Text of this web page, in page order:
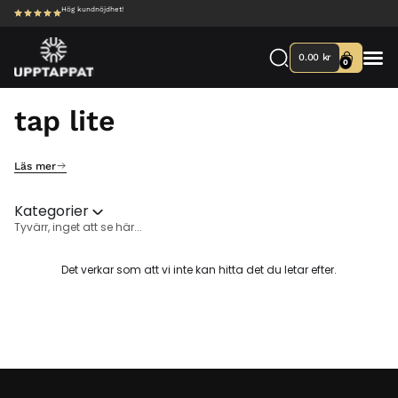
Hög kundnöjdhet!
0.00 kr 0
tap lite
Läs mer
Kategorier
Tyvärr, inget att se här...
Det verkar som att vi inte kan hitta det du letar efter.